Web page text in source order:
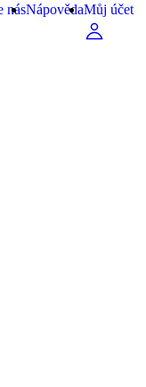
násNápovědaMůj účet